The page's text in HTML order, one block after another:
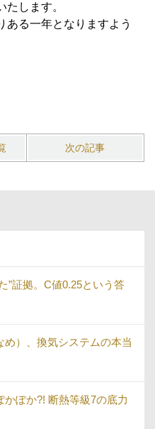
します。
ある一年となりますよう
次の記事
”証拠。C値0.25という答
め）、換気システムの本当
かぽか?! 断熱等級7の底力